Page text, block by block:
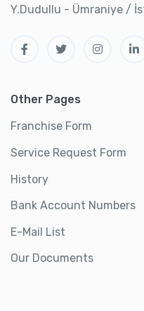
Y.Dudullu - Ümraniye /
Other Pages
Franchise Form
Service Request Form
History
Bank Account Numbers
E-Mail List
Our Documents